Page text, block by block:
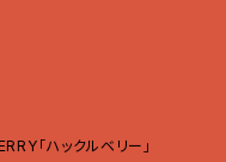
「ハックルベリー」